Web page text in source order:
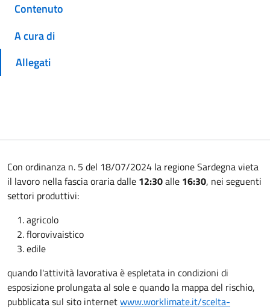
Contenuto
A cura di
Allegati
Con ordinanza n. 5 del 18/07/2024 la regione Sardegna vieta
il lavoro nella fascia oraria dalle 12:30alle 16:30, nei seguenti
settori produttivi:
agricolo
florovivaistico
edile
quando l'attività lavorativa è espletata in condizioni di
esposizione prolungata al sole e quando la mappa del rischio,
pubblicata sul sito internetwww.worklimate.it/scelta-